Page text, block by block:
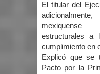
El titular del
mexiquense
estructurales
cumplimiento en
Explicó que se
Pacto por la